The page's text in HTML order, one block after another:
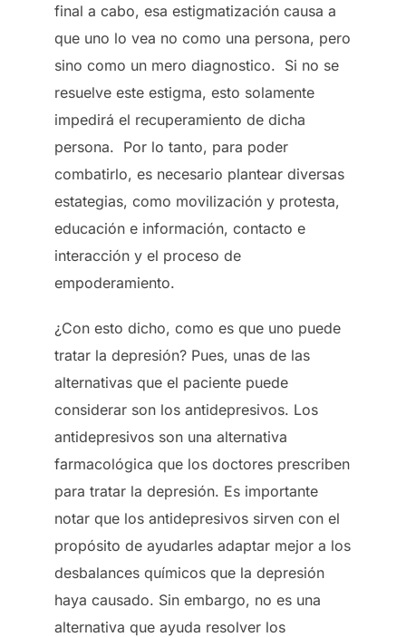
final a cabo, esa estigmatización causa a
que uno lo vea no como una persona, pero
sino como un mero diagnostico. Si no se
resuelve este estigma, esto solamente
impedirá el recuperamiento de dicha
persona. Por lo tanto, para poder
combatirlo, es necesario plantear diversas
estategias, como movilización y protesta,
educación e información, contacto e
interacción y el proceso de
empoderamiento.
¿Con esto dicho, como es que uno puede
tratar la depresión? Pues, unas de las
alternativas que el paciente puede
considerar son los antidepresivos. Los
antidepresivos son una alternativa
farmacológica que los doctores prescriben
para tratar la depresión. Es importante
notar que los antidepresivos sirven con el
propósito de ayudarles adaptar mejor a los
desbalances químicos que la depresión
haya causado. Sin embargo, no es una
alternativa que ayuda resolver los